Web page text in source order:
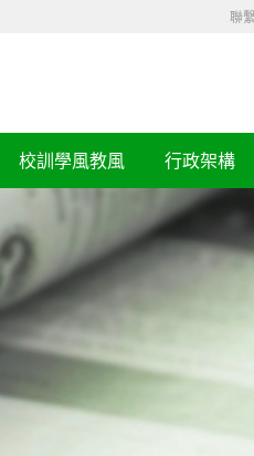
聯
校訓學風教風 行政架構